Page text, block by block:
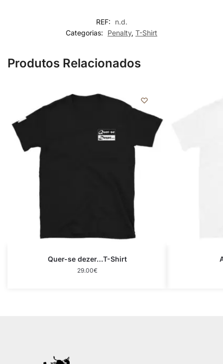
REF:
n.d.
Categorias:
Penalty, T-Shirt
Produtos Relacionados
Quer-se dezer…T-Shirt
29.00€